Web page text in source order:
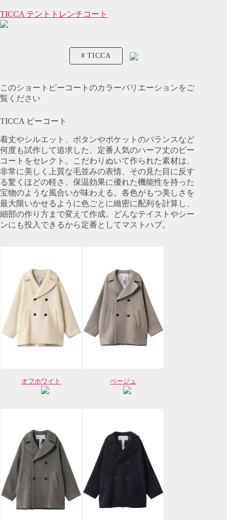
TICCA テントトレンチコート
TICCA
このショートピーコートのカラーバリエーションをご
覧ください
TICCA ピーコート
着丈やシルエット、ボタンやポケットのバランスなど
何度も試作して追求した、定番人気のハーフ丈のピー
コートをセレクト。こだわりぬいて作られた素材は、
非常に美しく上質な毛並みの表情、その見た目に反す
る驚くほどの軽さ、保温効果に優れた機能性を持った
宝物のような風合いが味わえる。各色がもつ美しさを
最大限いかせるように色ごとに緻密に配列を計算し、
細部の作り方まで変えて作成。どんなテイストやシー
ンにも投入できるから定番としてマストハブ。
オフホワイト ベージュ